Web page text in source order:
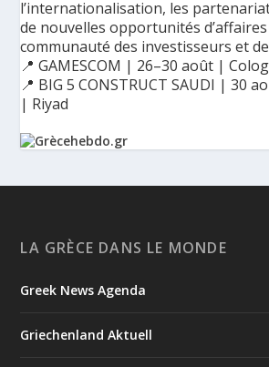
l’internationalisation, les
de nouvelles opportunités
communauté des investisseurs et
📍 GAMESCOM | 26–30 août |
📍 BIG 5 CONSTRUCT SAUDI | 30
| Riyad
Ελλάδας σε διεθνείς δράσεις, που
εξωστρέφεια, τις συνεργασίες και τις νέες
GAMESCOM | 26–30 Αυγούστου| Κολωνία
Ριάντ
LA GRÈCE DANS LE MONDE
Greek News Agenda
Griechenland Aktuell